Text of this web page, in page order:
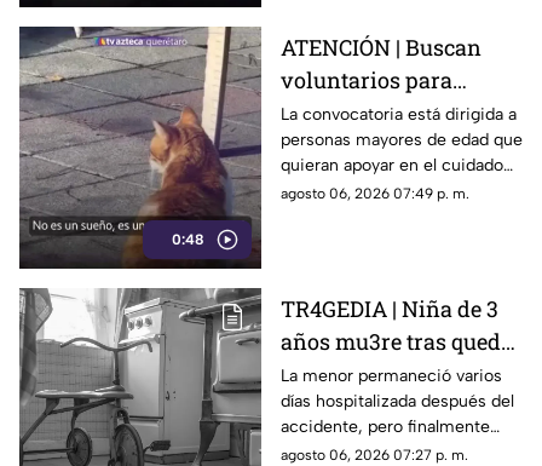
0:48
ATENCIÓN | Buscan
voluntarios para
cuidar gatos en una
isla de Grecia
La convocatoria está dirigida a
personas mayores de edad que
quieran apoyar en el cuidado
de gatos rescatados mientras
agosto 06, 2026 07:49 p. m.
TR4GEDIA | Niña de 3
años mu3re tras quedar
atrapada en un juguete
La menor permaneció varios
días hospitalizada después del
accidente, pero finalmente
perdió la vida a causa de una
agosto 06, 2026 07:27 p. m.